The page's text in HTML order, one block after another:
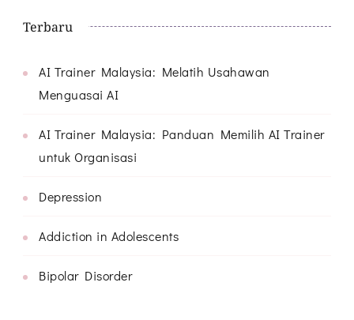
Terbaru
AI Trainer Malaysia: Melatih Usahawan
Menguasai AI
AI Trainer Malaysia: Panduan Memilih AI Trainer
untuk Organisasi
Depression
Addiction in Adolescents
Bipolar Disorder